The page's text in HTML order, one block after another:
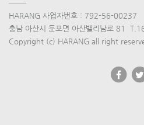
HARANG 사업자번호 : 792-56-00237
충남 아산시 둔포면 아산밸리남로 81
Copyright (c) HARANG all right